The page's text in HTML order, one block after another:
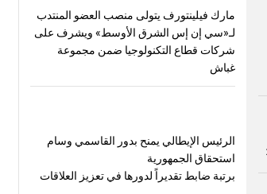
مارك فيلينتورف يتولى منصب العضو المنتدب
لـ«سي إن إس الشرق الأوسط» ويشرف على
شركات قطاع التكنولوجيا ضمن مجموعة
غباش
الرئيس الإيطالي يمنح بدور القاسمي وسام
استحقاق الجمهورية
برتبة ضابط تقديراً لدورها في تعزيز العلاقات